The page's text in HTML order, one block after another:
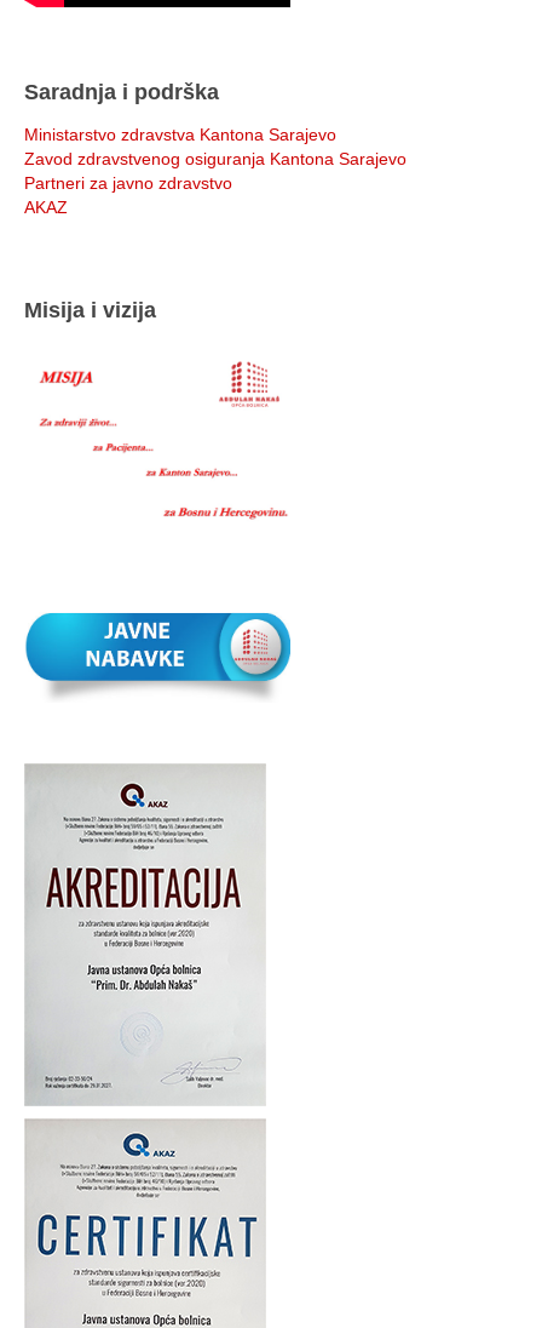
Saradnja i podrška
Ministarstvo zdravstva Kantona Sarajevo
Zavod zdravstvenog osiguranja Kantona Sarajevo
Partneri za javno zdravstvo
AKAZ
Misija i vizija